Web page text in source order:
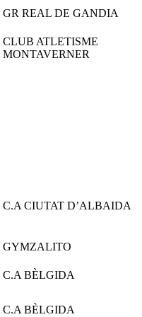
GR REAL DE GANDIA
CLUB ATLETISME
MONTAVERNER
C.A CIUTAT D’ALBAIDA
GYMZALITO
C.A BÈLGIDA
C.A BÈLGIDA